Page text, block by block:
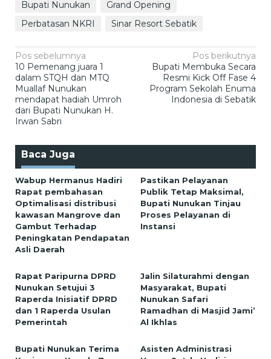
Bupati Nunukan
Grand Opening
Perbatasan NKRI
Sinar Resort Sebatik
Navigasi
pos
Pos sebelumnya
10 Pemenang juara 1
dalam STQH dan MTQ
Muallaf Nunukan
mendapat hadiah Umroh
dari Bupati Nunukan H.
Irwan Sabri
Pos berikutnya
Bupati Membuka Secara
Resmi Kick Off Fase 4
Program Sekolah Enuma
Indonesia di Sebatik
Baca Juga
Wabup Hermanus Hadiri
Rapat pembahasan
Optimalisasi distribusi
kawasan Mangrove dan
Gambut Terhadap
Peningkatan Pendapatan
Asli Daerah
Pastikan Pelayanan
Publik Tetap Maksimal,
Bupati Nunukan Tinjau
Proses Pelayanan di
Instansi
Rapat Paripurna DPRD
Nunukan Setujui 3
Raperda Inisiatif DPRD
dan 1 Raperda Usulan
Pemerintah
Jalin Silaturahmi dengan
Masyarakat, Bupati
Nunukan Safari
Ramadhan di Masjid Jami’
Al Ikhlas
Bupati Nunukan Terima
Asisten Administrasi